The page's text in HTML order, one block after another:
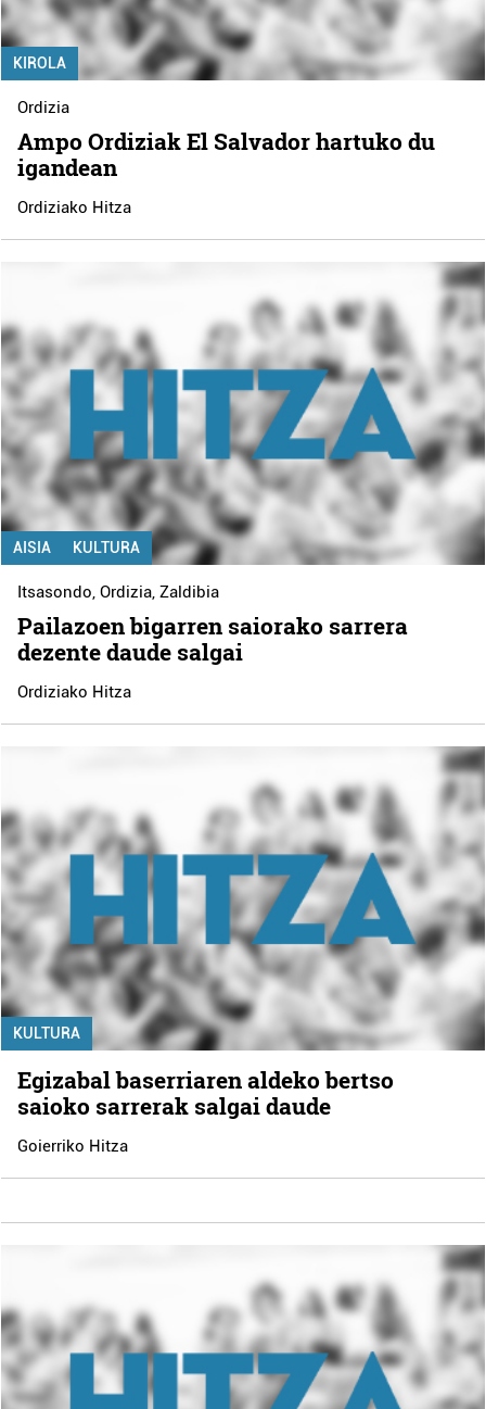
KIROLA
Ordizia
Ampo Ordiziak El Salvador hartuko du
igandean
Ordiziako Hitza
AISIA KULTURA
Itsasondo,Ordizia,Zaldibia
Pailazoen bigarren saiorako sarrera
dezente daude salgai
Ordiziako Hitza
KULTURA
Egizabal baserriaren aldeko bertso
saioko sarrerak salgai daude
Goierriko Hitza